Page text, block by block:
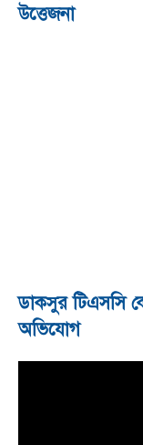
উত্তেজনা
ডাকসুর টিএসসি
অভিযোগ